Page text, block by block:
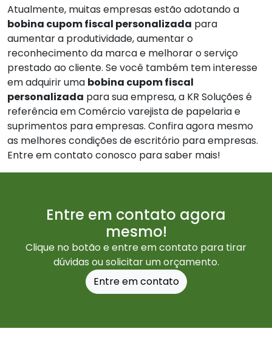
Atualmente, muitas empresas estão adotando a
bobina cupom fiscal personalizada para
aumentar a produtividade, aumentar o
reconhecimento da marca e melhorar o serviço
prestado ao cliente. Se você também tem interesse
em adquirir uma bobina cupom fiscal
personalizada para sua empresa, a KR Soluções é
referência em Comércio varejista de papelaria e
suprimentos para empresas. Confira agora mesmo
as melhores condições de escritório para empresas.
Entre em contato conosco para saber mais!
Entre em contato agora
mesmo!
Clique no botão e entre em contato para tirar
dúvidas ou solicitar um orçamento.
Entre em contato